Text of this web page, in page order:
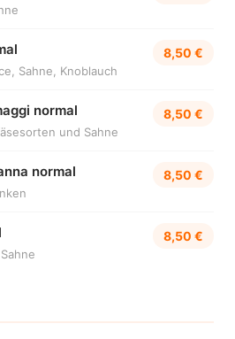
Sahne, Knoblauch
8,50 €
normal
und Sahne
8,50 €
normal 8,50 €
8,50 €